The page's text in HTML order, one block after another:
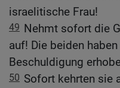
israelitische Frau!
49 Nehmt sofort die
auf! Die beiden
Beschuldigung
50 Sofort kehrten sie